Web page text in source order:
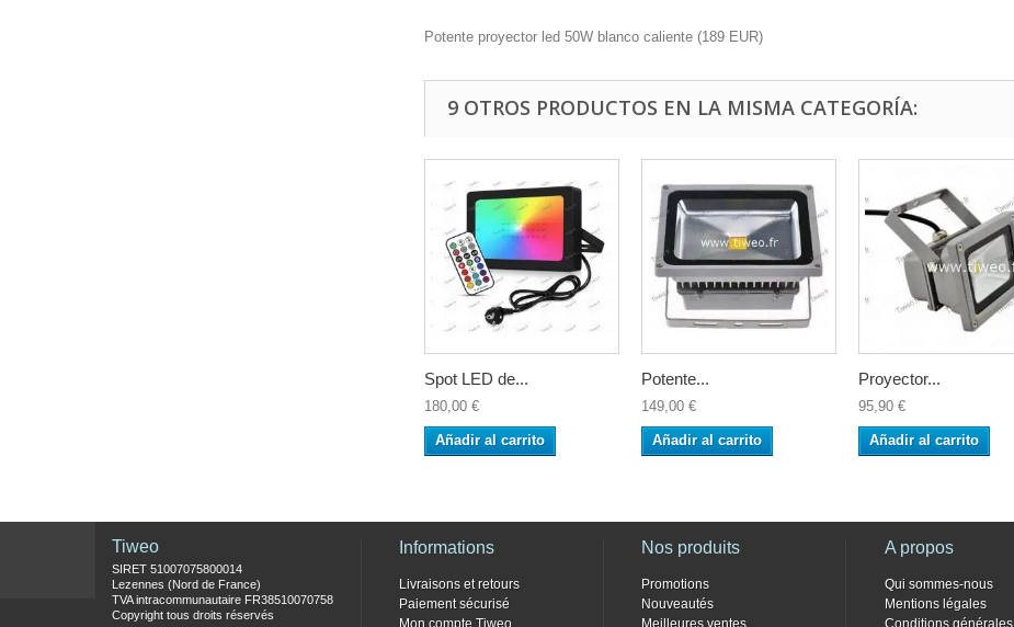
Potente proyector led 50W blanco caliente (189 EUR)
9 OTROS PRODUCTOS EN LA MISMA CATEGORÍA:
Spot LED de...
180,00 €
Añadir al carrito
Potente...
149,00 €
Añadir al carrito
Proyector...
95,90 €
Añadir al carrito
Tiweo
SIRET 51007075800014
Lezennes (Nord de France)
TVA intracommunautaire FR38510070758
Copyright tous droits réservés
Informations
Livraisons et retours
Paiement sécurisé
Mon compte Tiweo
Nos produits
Promotions
Nouveautés
Meilleures ventes
A propos
Qui sommes-nous
Mentions légales
Conditions générales